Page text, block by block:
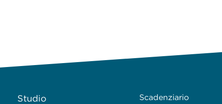
Studio
Scadenziario